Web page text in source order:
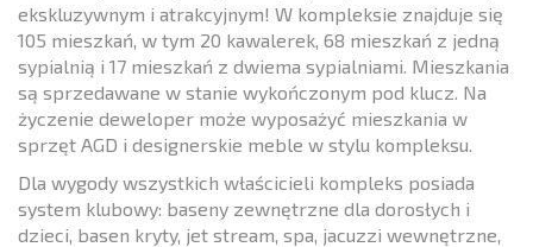
ekskluzywnym i atrakcyjnym! W kompleksie znajduje się
105 mieszkań, w tym 20 kawalerek, 68 mieszkań z jedną
sypialnią i 17 mieszkań z dwiema sypialniami. Mieszkania
są sprzedawane w stanie wykończonym pod klucz. Na
życzenie deweloper może wyposażyć mieszkania w
sprzęt AGD i designerskie meble w stylu kompleksu.
Dla wygody wszystkich właścicieli kompleks posiada
system klubowy: baseny zewnętrzne dla dorosłych i
dzieci, basen kryty, jet stream, spa, jacuzzi wewnętrzne,